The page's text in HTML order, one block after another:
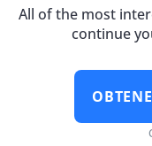
All of the most
continue